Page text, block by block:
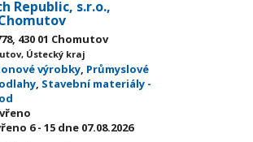
Republic, s.r.o.,
430 01 Chomutov
Ústecký kraj
výrobky, Průmyslové
, Stavební materiály -
6 - 15 dne 07.08.2026